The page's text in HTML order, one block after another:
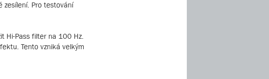
zesílení. Pro testování
Hi-Pass filter na 100 Hz.
Tento vzniká velkým